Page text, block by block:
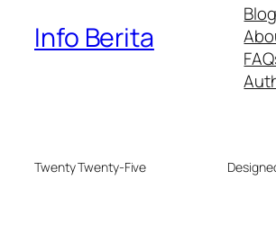
Info Berita
Blog
Twenty Twenty-Five